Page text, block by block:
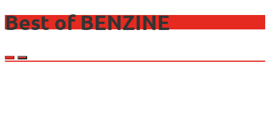
Best of BENZINE